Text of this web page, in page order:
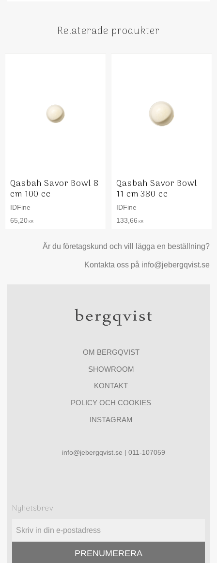
Relaterade produkter
Qasbah Savor Bowl 8
cm 100 cc
IDFine
65,20 KR
Qasbah Savor Bowl
11 cm 380 cc
IDFine
133,66 KR
Är du företagskund och vill lägga en beställning?
Kontakta oss på info@jebergqvist.se
OM BERGQVIST
SHOWROOM
KONTAKT
POLICY OCH COOKIES
INSTAGRAM
info@jebergqvist.se | 011-107059
Nyhetsbrev
PRENUMERERA